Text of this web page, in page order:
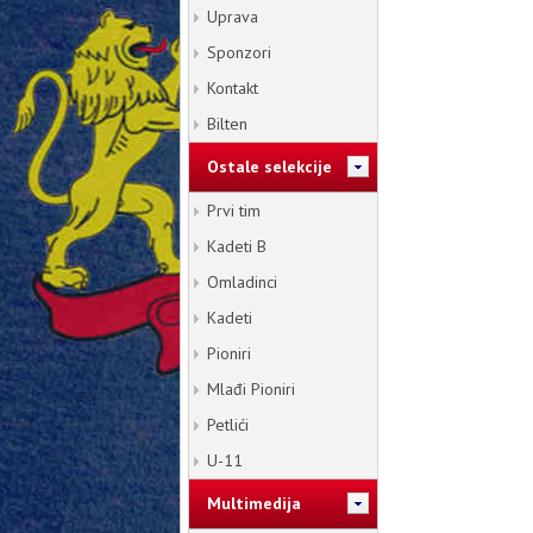
Uprava
Sponzori
Kontakt
Bilten
Ostale selekcije
Prvi tim
Kadeti B
Omladinci
Kadeti
Pioniri
Mlađi Pioniri
Petlići
U-11
Multimedija